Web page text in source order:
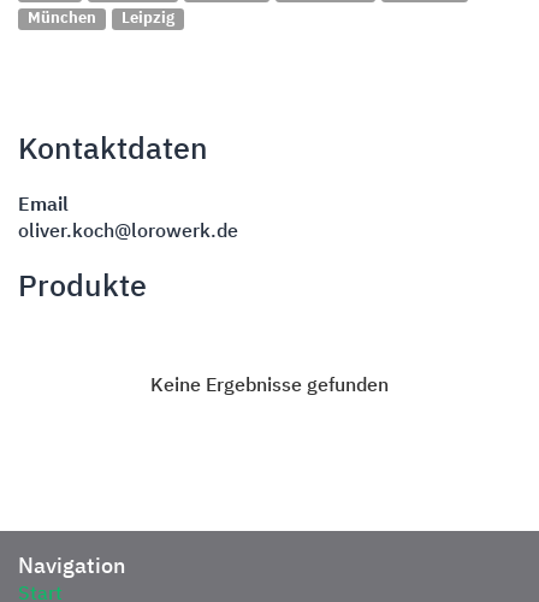
München
Leipzig
Kontaktdaten
Email
oliver.koch@lorowerk.de
Produkte
Keine Ergebnisse gefunden
Navigation
Start